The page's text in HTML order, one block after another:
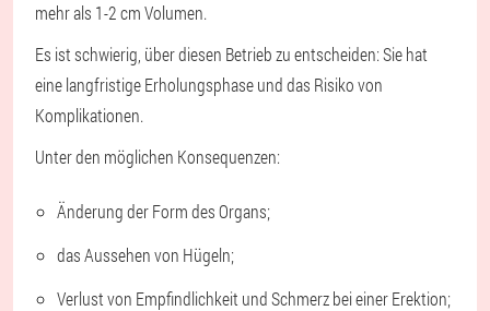
mehr als 1-2 cm Volumen.
Es ist schwierig, über diesen Betrieb zu entscheiden: Sie hat
eine langfristige Erholungsphase und das Risiko von
Komplikationen.
Unter den möglichen Konsequenzen:
Änderung der Form des Organs;
das Aussehen von Hügeln;
Verlust von Empfindlichkeit und Schmerz bei einer Erektion;